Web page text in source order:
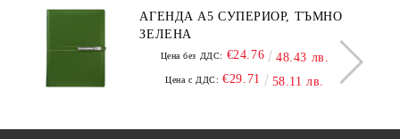
АГЕНДА А5 СУПЕРИОР, ТЪМНО
ЗЕЛЕНА
Цена без ДДС: €24.76 48.43 лв.
Цена с ДДС: €29.71 58.11 лв.